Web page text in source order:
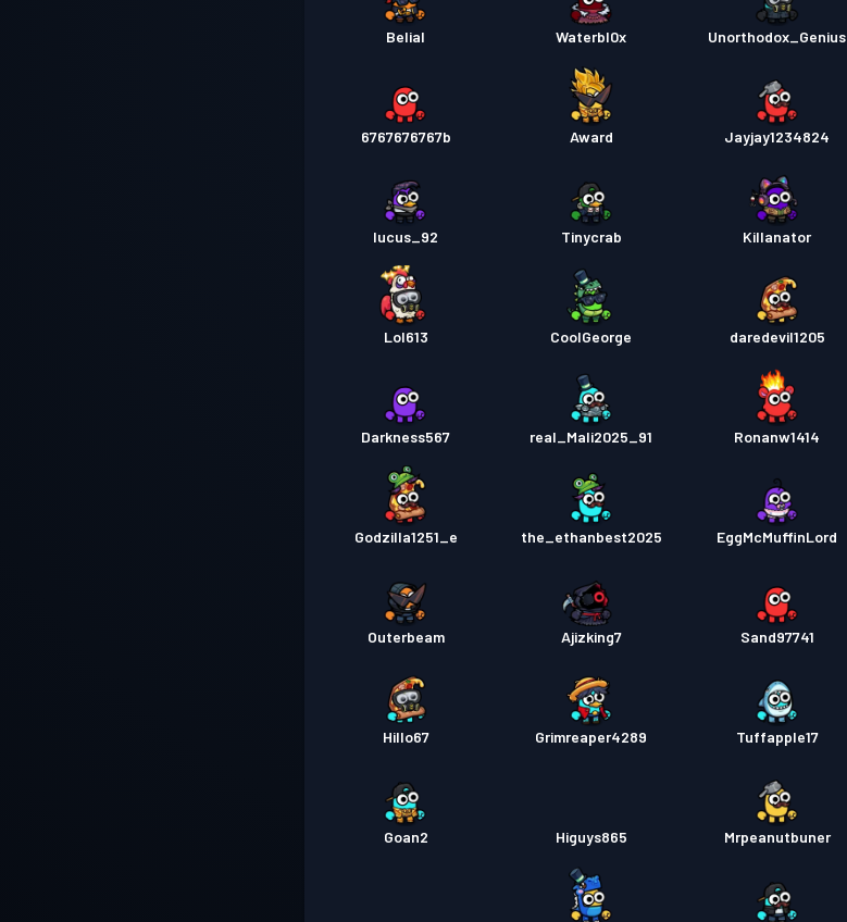
Belial Waterbl0x Unorthodox_Genius
6767676767b Award Jayjay1234824
lucus_92 Tinycrab Killanator
Lol613 CoolGeorge daredevil1205
Darkness567 real_Mali2025_91 Ronanw1414
Godzilla1251_e the_ethanbest2025 EggMcMuffinLord
Outerbeam Ajizking7 Sand97741
Hillo67 Grimreaper4289 Tuffapple17
Goan2 Higuys865 Mrpeanutbuner